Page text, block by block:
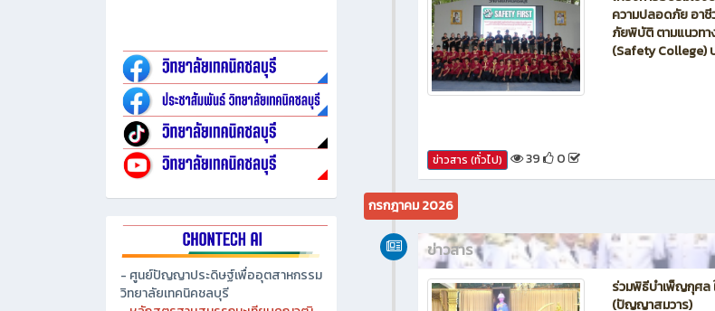
ข้อมูลตลาดแรงงานจังหวัดชลบุรี
ข่าวสาร
ข่าวสาร (ทั่วไป) 39 0
กรกฎาคม 2026